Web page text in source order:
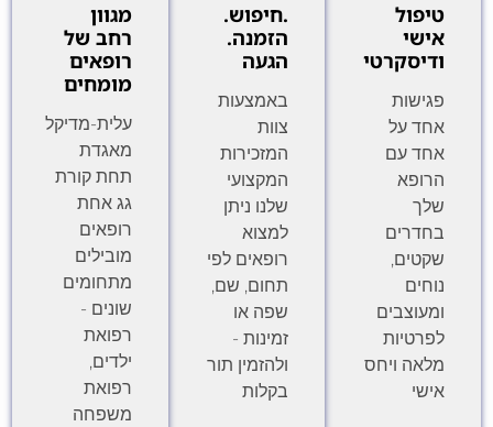
טיפול
אישי
ודיסקרטי
פגישות
אחד על
אחד עם
הרופא
שלך
בחדרים
שקטים,
נוחים
ומעוצבים
לפרטיות
מלאה ויחס
אישי
.חיפוש.
הזמנה.
הגעה
באמצעות
צוות
המזכירות
המקצועי
שלנו ניתן
למצוא
רופאים לפי
תחום, שם,
שפה או
זמינות -
ולהזמין תור
בקלות
מגוון
רחב של
רופאים
מומחים
עלית-מדיקל
מאגדת
תחת קורת
גג אחת
רופאים
מובילים
מתחומים
שונים -
רפואת
ילדים,
רפואת
משפחה